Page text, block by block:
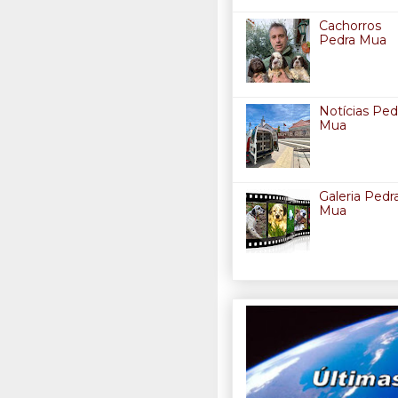
Cachorros
Pedra Mua
Notícias
Mua
Galeria
Mua